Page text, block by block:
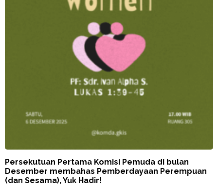
Persekutuan Pertama Komisi Pemuda di bulan
Desember membahas Pemberdayaan Perempuan
(dan Sesama), Yuk Hadir!